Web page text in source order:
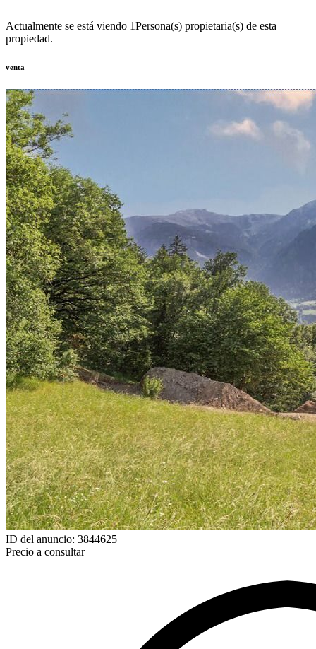
Actualmente se está viendo 1Persona(s) propietaria(s) de esta
propiedad.
venta
ID del anuncio: 3844625
Precio a consultar